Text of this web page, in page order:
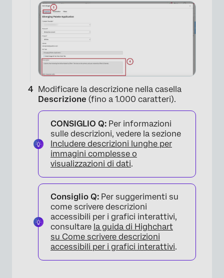
×
Modificare la descrizione nella casella
Descrizione (fino a 1.000 caratteri).
CONSIGLIO Q: Per informazioni
sulle descrizioni, vedere la sezione
Includere descrizioni lunghe per
immagini complesse o
visualizzazioni di dati.
Consiglio Q: Per suggerimenti su
come scrivere descrizioni
accessibili per i grafici interattivi,
consultare la guida di Highchart
su Come scrivere descrizioni
accessibili per i grafici interattivi.